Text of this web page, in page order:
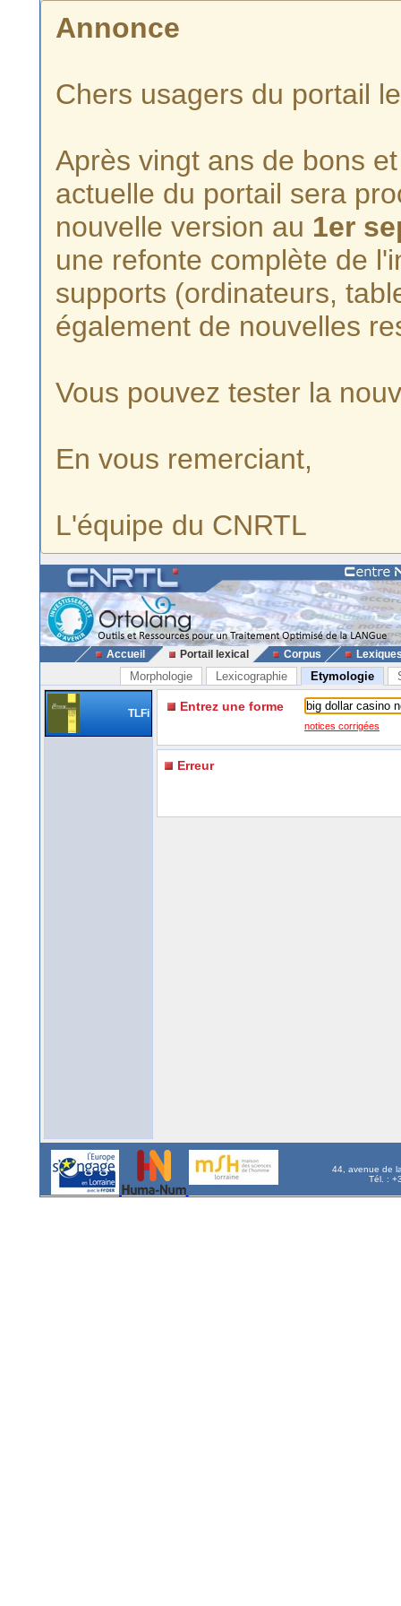
Annonce
Chers usagers du portail
Après vingt ans de bons
actuelle du portail sera
nouvelle version au 1er
une refonte complète de
supports (ordinateurs,
également de nouvelles
Vous pouvez tester la
En vous remerciant,
L'équipe du CNRTL
Accueil Portail lexical Corpus
Morphologie Lexicographie Etymologie
TLFi Entrez une forme
notices corrigées
Erreur
44, avenue de
Tél. :